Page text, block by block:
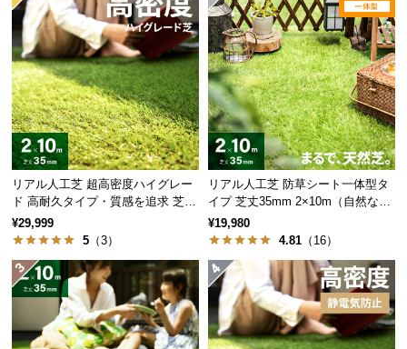
に
つ
い
て
保
証
に
つ
い
て
会
員
約
リアル人工芝 超高密度ハイグレー
ド 高耐久タイプ・質感を追求 芝丈
35mm 2×10m
¥29,999
5 （3）
リアル人工芝 防草シート一体型タ
イプ 芝丈35mm 2×10m（自然な見
た目追求・U字ピン付）
¥19,980
4.81 （16）